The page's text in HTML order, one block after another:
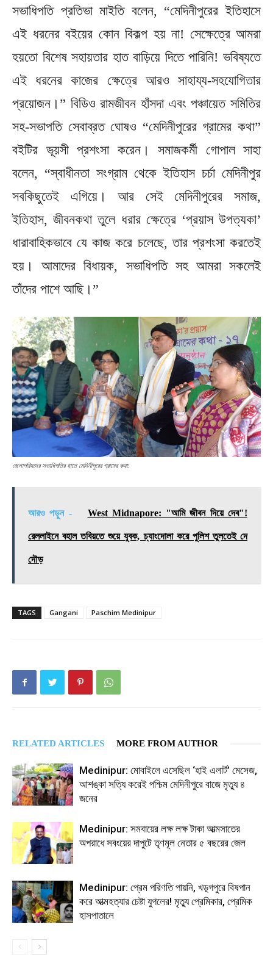
সভাধিপতি প্রতিভা মাইতি বলেন, “মেদিনীপুরের ইতিহাসে
এই ধরনের বইয়ের কোন বিকল্প হয় না! সেক্ষেত্রে আমরা
হয়তো বিশেষ সহায়তার হাত বাড়িয়ে দিতে পারিনি! ভবিষ্যতে
এই ধরনের কাজের ক্ষেত্রে আরও সাহায্য-সহযোগিতার
প্রয়োজন।” বিডিও রামজীবন হাঁসদা এবং পঞ্চায়েত সমিতির
সহ-সভাপতি সেবাব্রত ঘোষও “মেদিনীপুরের গ্রামের কথা”
বইটির ভূয়সী প্রশংসা করেন। সমাজকর্মী গোপাল সাহা
বলেন, “স্বাধীনতা সংগ্রাম থেকে ইতিহাস চর্চা মেদিনীপুর
সবকিছুতেই এগিয়ে। আর সেই মেদিনীপুরের সমাজ,
ইতিহাস, জীবনকথা তুলে ধরার ক্ষেত্রে ‘প্রয়াস উপত্যকা’
ধারাবাহিকভাবে যে কাজ করে চলেছে, তার প্রশংসা করতেই
হয়। আমাদের বিধায়ক, সভাধিপতি সহ আমরা সকলেই
তাঁদের পাশে আছি।”
জেলাপরিষদের সভাধিপতির হাতে মেদিনীপুরের গ্রামের কথা:
আরও পড়ুন - West Midnapore: "আমি জীবন দিয়ে দেব"!
রেললাইনে বহাল তবিয়তে শুয়ে যুবক, চ্যাংদোলা করে পুলিশ তুলতেই দে
দৌড়
TAGS Gangani Paschim Medinipur
RELATED ARTICLES MORE FROM AUTHOR
Medinipur: মোবাইলে এসেছিল ‘হাই এলার্ট’ মেসেজ,
আশঙ্কা সত্যি করেই পশ্চিম মেদিনীপুরে বাজে মৃত্যু ৪
জনের
Medinipur: সমবায়ের লক্ষ লক্ষ টাকা আত্মসাতের
অপরাধে সবংয়ের দাপুটে তৃণমূল নেতার ৫ বছরের জেল
Medinipur: প্রেম পরিণতি পায়নি, খড়্গপুরে বিষপান
করে আত্মহত্যার চেষ্টা যুগলের! মৃত্যু প্রেমিকার, প্রেমিক
হাসপাতালে